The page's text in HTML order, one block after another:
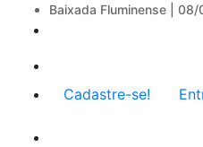
Baixada Fluminense | 08/
Menu
Cadastre-se!